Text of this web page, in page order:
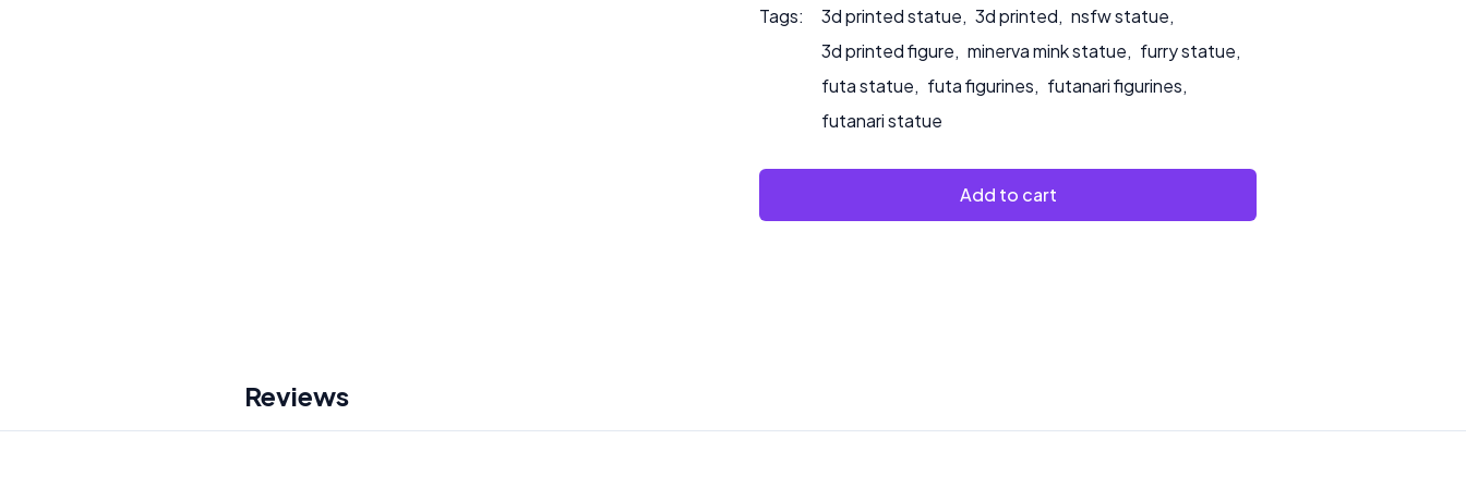
Tags: 3d printed statue, 3d printed, nsfw statue,
3d printed figure, minerva mink statue, furry statue,
futa statue, futa figurines, futanari figurines,
futanari statue
Add to cart
Reviews